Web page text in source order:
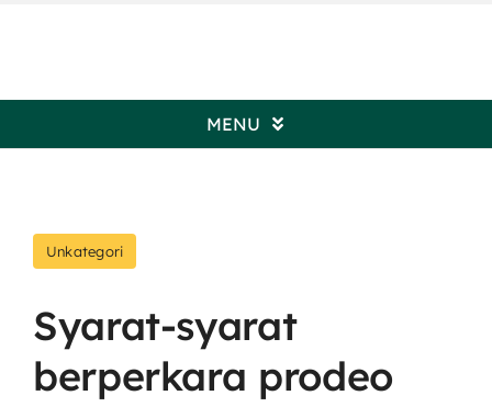
MENU
Profil Pengadilan
Informasi Umum
Kepaniteraan
Unkategori
Syarat-syarat
berperkara prodeo